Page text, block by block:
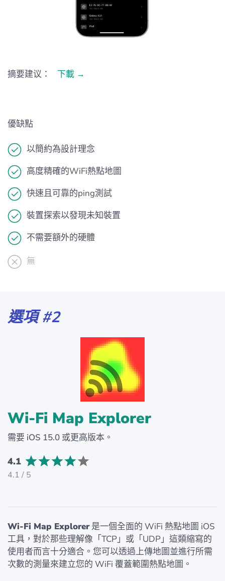
摘要建议： 下載 →
優缺點
以簡約為設計理念
高度精確的WiFi熱點地圖
快速且可靠的ping測試
裝置探索以發現未知裝置
不需要額外的硬體
無
選項 #2
Wi-Fi Map Explorer
需要 iOS 15.0 或更高版本。
4.1
4.1 / 5
Wi-Fi Map Explorer是一個全面的 WiFi 熱點地圖 iOS
工具，對於那些理解像「TCP」或「UDP」這類縮寫的
使用者而言十分適合。您可以透過上傳地圖並進行所需
次數的測量來建立您的 WiFi 覆蓋範圍熱點地圖。